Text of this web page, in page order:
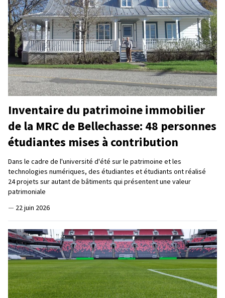
Inventaire du patrimoine immobilier
de la MRC de Bellechasse: 48 personnes
étudiantes mises à contribution
Dans le cadre de l'université d'été sur le patrimoine et les
technologies numériques, des étudiantes et étudiants ont réalisé
24 projets sur autant de bâtiments qui présentent une valeur
patrimoniale
— 22 juin 2026